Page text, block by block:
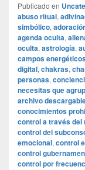
Publicado en
abuso ritual,
simbólico,
agenda oculta,
oculta, astrología,
campos
digital, chakras,
personas,
necesitas que
archivo
conocimientos
control a través del
control del
emocional, control
control
control por